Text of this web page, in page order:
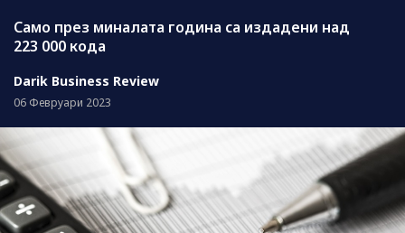
Само през миналата година са издадени над
223 000 кода
Darik Business Review
06 Февруари 2023